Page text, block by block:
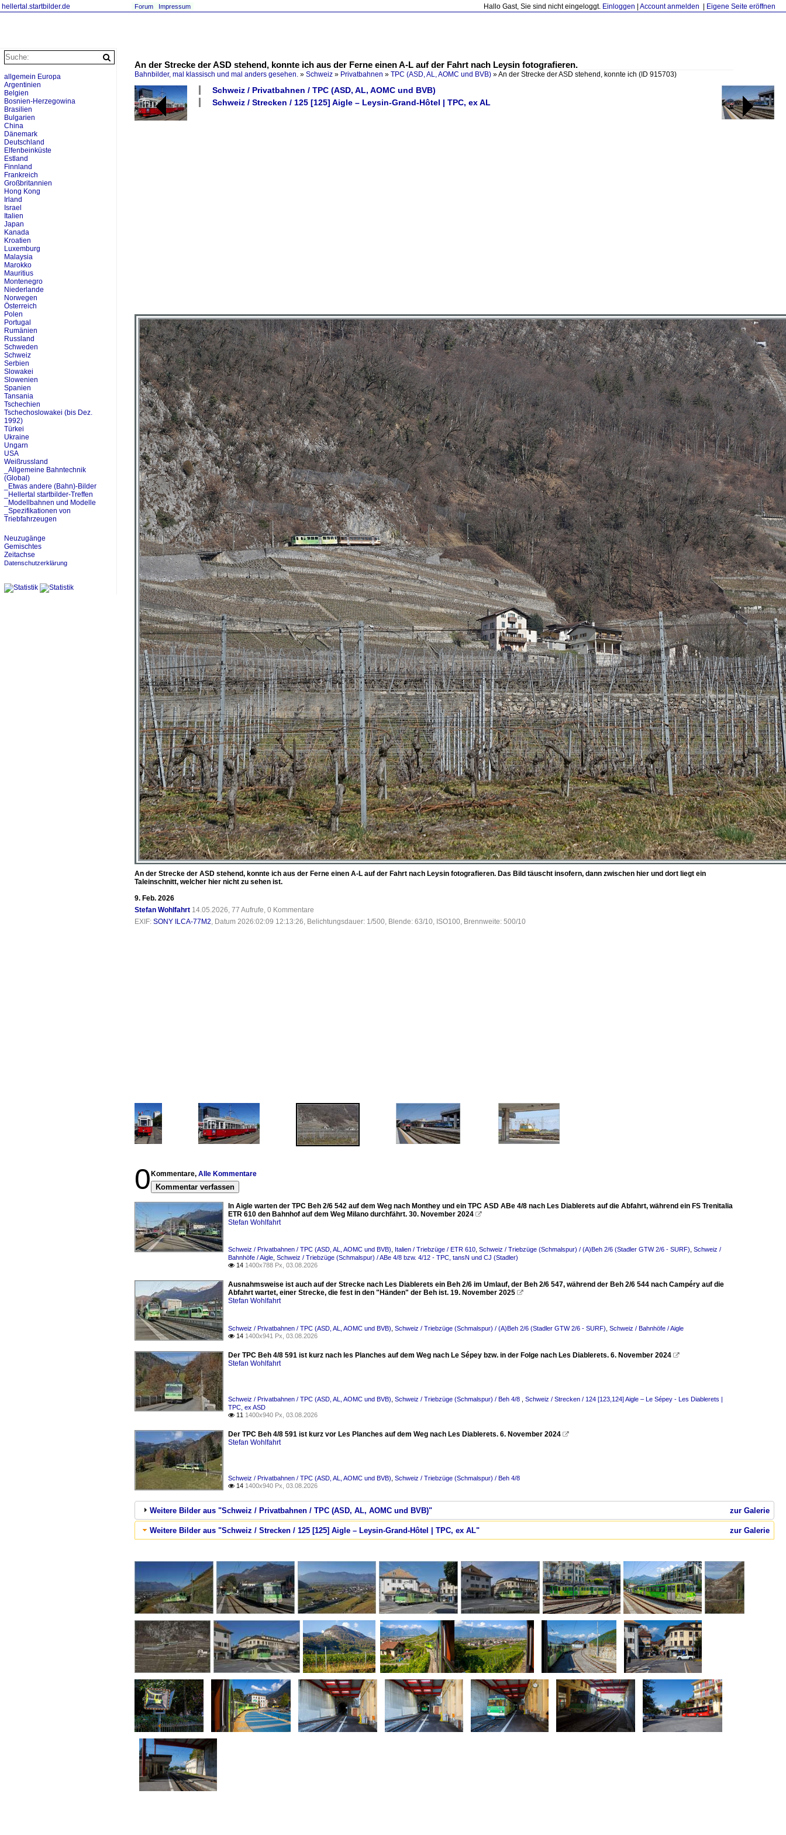
hellertal.startbilder.de Hallo Gast, Sie sind nicht eingeloggt. Einloggen Account anmelden Eigene Seite eröffnen
Forum Impressum
An der Strecke der ASD stehend, konnte ich aus der Ferne einen A-L auf der Fahrt nach Leysin fotografieren.
Bahnbilder, mal klassisch und mal anders gesehen. » Schweiz » Privatbahnen » TPC (ASD, AL, AOMC und BVB) »An der Strecke der ASD stehend, konnte ich (ID 915703)
Schweiz / Privatbahnen / TPC (ASD, AL, AOMC und BVB)
Schweiz / Strecken / 125 [125] Aigle – Leysin-Grand-Hôtel | TPC, ex AL
An der Strecke der ASD stehend, konnte ich aus der Ferne einen A-L auf der Fahrt nach Leysin fotografieren. Das Bild täuscht insofern, dann zwischen hier und dort liegt ein
Taleinschnitt, welcher hier nicht zu sehen ist.
9. Feb. 2026
Stefan Wohlfahrt 14.05.2026, 77 Aufrufe, 0 Kommentare
EXIF: SONY ILCA-77M2, Datum 2026:02:09 12:13:26, Belichtungsdauer: 1/500, Blende: 63/10, ISO100, Brennweite: 500/10
0 Kommentare, Alle Kommentare
Kommentar verfassen
In Aigle warten der TPC Beh 2/6 542 auf dem Weg nach Monthey und ein TPC ASD ABe 4/8 nach Les Diablerets auf die Abfahrt, während ein FS Trenitalia
ETR 610 den Bahnhof auf dem Weg Milano durchfährt. 30. November 2024 
Stefan Wohlfahrt
Schweiz / Privatbahnen / TPC (ASD, AL, AOMC und BVB) Italien / Triebzüge / ETR 610 Schweiz / Triebzüge (Schmalspur) / (A)Beh 2/6 (Stadler GTW 2/6 - SURF) Schweiz /
Bahnhöfe / Aigle Schweiz / Triebzüge (Schmalspur) / ABe 4/8 bzw. 4/12 - TPC, tansN und CJ (Stadler)
 14 1400x788 Px, 03.08.2026
Ausnahmsweise ist auch auf der Strecke nach Les Diablerets ein Beh 2/6 im Umlauf, der Beh 2/6 547, während der Beh 2/6 544 nach Campéry auf die
Abfahrt wartet, einer Strecke, die fest in den "Händen" der Beh ist. 19. November 2025 
Stefan Wohlfahrt
Schweiz / Privatbahnen / TPC (ASD, AL, AOMC und BVB) Schweiz / Triebzüge (Schmalspur) / (A)Beh 2/6 (Stadler GTW 2/6 - SURF) Schweiz / Bahnhöfe / Aigle
 14 1400x941 Px, 03.08.2026
Der TPC Beh 4/8 591 ist kurz nach les Planches auf dem Weg nach Le Sépey bzw. in der Folge nach Les Diablerets. 6. November 2024 
Stefan Wohlfahrt
Schweiz / Privatbahnen / TPC (ASD, AL, AOMC und BVB) Schweiz / Triebzüge (Schmalspur) / Beh 4/8
Schweiz / Strecken / 124 [123,124] Aigle – Le Sépey - Les Diablerets |
TPC, ex ASD
 11 1400x940 Px, 03.08.2026
Der TPC Beh 4/8 591 ist kurz vor Les Planches auf dem Weg nach Les Diablerets. 6. November 2024 
Stefan Wohlfahrt
Schweiz / Privatbahnen / TPC (ASD, AL, AOMC und BVB) Schweiz / Triebzüge (Schmalspur) / Beh 4/8
 14 1400x940 Px, 03.08.2026
zur Galerie
Weitere Bilder aus "Schweiz / Privatbahnen / TPC (ASD, AL, AOMC und BVB)"
zur Galerie
Weitere Bilder aus "Schweiz / Strecken / 125 [125] Aigle – Leysin-Grand-Hôtel | TPC, ex AL"
allgemein Europa
Argentinien
Belgien
Bosnien-Herzegowina
Brasilien
Bulgarien
China
Dänemark
Deutschland
Elfenbeinküste
Estland
Finnland
Frankreich
Großbritannien
Hong Kong
Irland
Israel
Italien
Japan
Kanada
Kroatien
Luxemburg
Malaysia
Marokko
Mauritius
Montenegro
Niederlande
Norwegen
Österreich
Polen
Portugal
Rumänien
Russland
Schweden
Schweiz
Serbien
Slowakei
Slowenien
Spanien
Tansania
Tschechien
Tschechoslowakei (bis Dez.
1992)
Türkei
Ukraine
Ungarn
USA
Weißrussland
_Allgemeine Bahntechnik
(Global)
_Etwas andere (Bahn)-Bilder
_Hellertal startbilder-Treffen
_Modellbahnen und Modelle
_Spezifikationen von
Triebfahrzeugen
Neuzugänge
Gemischtes
Zeitachse
Datenschutzerklärung